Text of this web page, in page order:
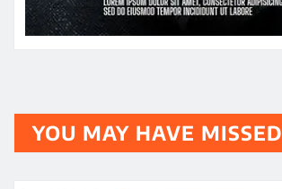
YOU MAY HAVE MISSED